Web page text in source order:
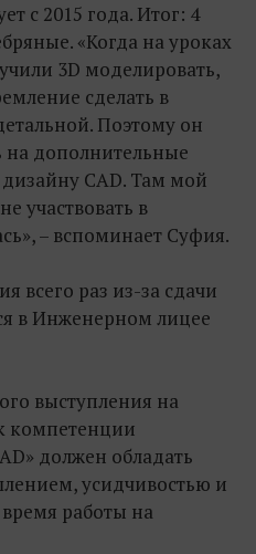
с 2015 года. Итог: 4
«Когда на уроках
3D моделировать,
сделать в
Поэтому он
на дополнительные
CAD. Там мой
участвовать в
– вспоминает Суфия.
всего раз из-за сдачи
в Инженерном лицее
выступления на
компетенции
должен обладать
усидчивостью и
время работы на